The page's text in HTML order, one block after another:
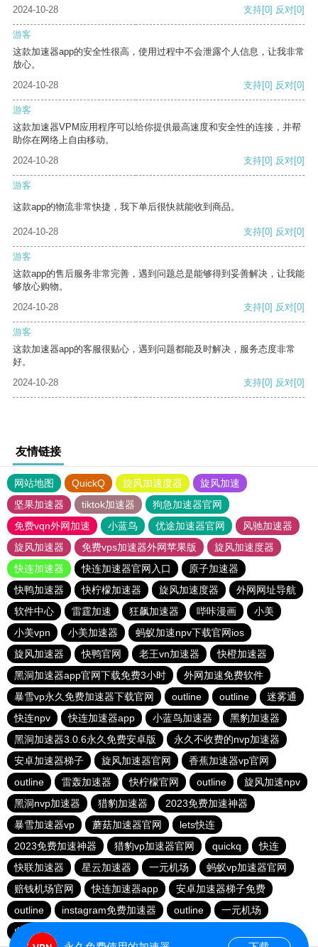
2024-10-28
支持[0] 反对[0]
游客
这款加速器app的安全性很高，使用过程中不会泄露个人信息，让我非常
放心。
2024-10-28
支持[0] 反对[0]
游客
这款加速器VPM应用程序可以给你提供最高速度和安全性的连接，并帮
助你在网络上自由移动。
2024-10-28
支持[0] 反对[0]
游客
这款app的物流非常快捷，我下单后很快就能收到商品。
2024-10-28 支持[0] 反对[0]
游客
这款app的售后服务非常完善，遇到问题总是能够得到妥善解决，让我能
够放心购物。
2024-10-28
支持[0] 反对[0]
游客
这款加速器app的客服很贴心，遇到问题都能及时解决，服务态度非常
好。
2024-10-28
支持[0] 反对[0]
友情链接
网站地图 QuickQ 旋风加速度器
旋风加速
坚果加速器
tiktok加速器
狗急加速器官网
免费vqn外网加速
小蓝鸟 优途加速器官网
风驰加速器
旋风加速器
免费vps加速器外网苹果版
旋风加速度器
快连加速器
快连加速器官网入口
原子加速器
快鸭加速器
快柠檬加速器 旋风加速度器
外网网址导航
软件中心
雷霆加速 狂飙加速器 哔咔漫画
小美
小美vpn
小美加速器
蚂蚁加速npv下载官网ios
旋风加速器
快鸭官网 老王vn加速器
快橙加速器
黑洞加速器app官网下载免费3小时
外网加速免费软件
暴雪vp永久免费加速器下载官网
outline outline
迷雾通
快连npv
快连加速器app 小蓝鸟加速器
黑豹加速器
黑洞加速器3.0.6永久免费安卓版
永久不收费的nvp加速器
安卓加速器梯子
旋风加速器官网
香蕉加速器vp官网
outline
雷轰加速器 快柠檬官网 outline
旋风加速npv
黑洞nvp加速器
猎豹加速器
2023免费加速神器
暴雪加速器vp
蘑菇加速器官网
lets快连
2023免费加速神器
猎豹vp加速器官网 quickq
快连
快联加速器
星云加速器 一元机场
蚂蚁vp加速器官网
赔钱机场官网
快连加速器app
安卓加速器梯子免费
outline
instagram免费加速器 outline
一元机场
白鲸加速官方正版